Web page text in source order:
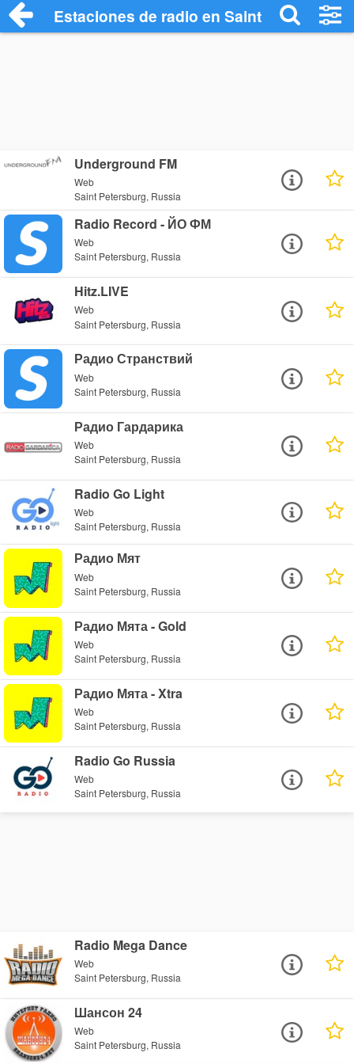
Estaciones de radio en Saint Petersburg
Underground FM
Web
Saint Petersburg, Russia
Radio Record - ЙО ФМ
Web
Saint Petersburg, Russia
Hitz.LIVE
Web
Saint Petersburg, Russia
Радио Странствий
Web
Saint Petersburg, Russia
Радио Гардарика
Web
Saint Petersburg, Russia
Radio Go Light
Web
Saint Petersburg, Russia
Радио Мят
Web
Saint Petersburg, Russia
Радио Мята - Gold
Web
Saint Petersburg, Russia
Радио Мята - Xtra
Web
Saint Petersburg, Russia
Radio Go Russia
Web
Saint Petersburg, Russia
Radio Mega Dance
Web
Saint Petersburg, Russia
Шансон 24
Web
Saint Petersburg, Russia